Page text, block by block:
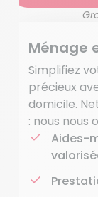
Ménage
Simplifiez
précieux
domicile.
: nous nous
Aides-